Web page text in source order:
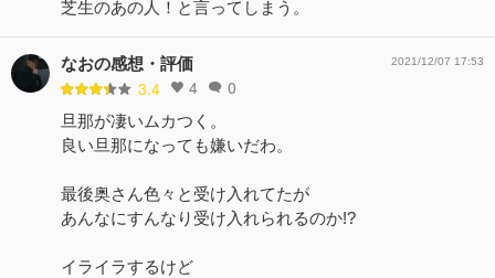
芝生のあの人！と言ってしまう。
なおの感想・評価
3.4 4 0
2021/12/07 17:53
旦那が凄いムカつく。
良い旦那になっても嫌いだわ。
最後奥さん色々と受け入れてたが
あんなにすんなり受け入れられるのか!?
イライラするけど